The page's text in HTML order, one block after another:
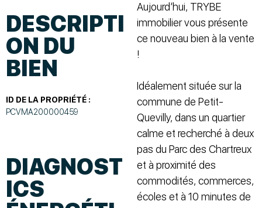
DESCRIPTI
ON DU
BIEN
ID DE LA PROPRIÉTÉ :
PCVMA200000459
DIAGNOST
ICS
Aujourd’hui, TRYBE
immobilier vous présente
ce nouveau bien à la vente
!
Idéalement située sur la
commune de Petit-
Quevilly, dans un quartier
calme et recherché à deux
pas du Parc des Chartreux
et à proximité des
commodités, commerces,
écoles et à 10 minutes de